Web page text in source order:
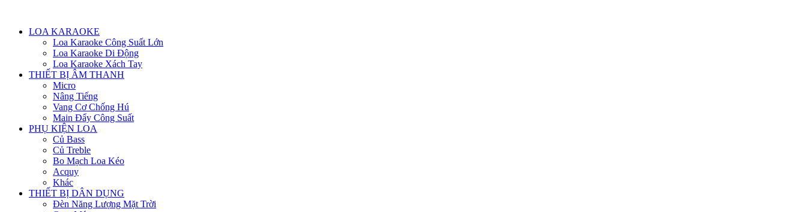
Menu
LOA KARAOKE
Loa Karaoke Công Suất Lớn
Loa Karaoke Di Động
Loa Karaoke Xách Tay
THIẾT BỊ ÂM THANH
Micro
Nâng Tiếng
Vang Cơ Chống Hú
Main Đẩy Công Suất
PHỤ KIỆN LOA
Củ Bass
Củ Treble
Bo Mạch Loa Kéo
Acquy
Khác
THIẾT BỊ DÂN DỤNG
Đèn Năng Lượng Mặt Trời